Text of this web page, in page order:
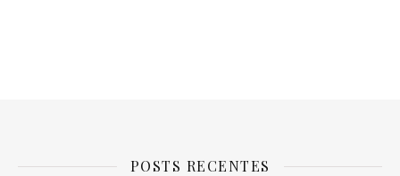
POSTS RECENTES